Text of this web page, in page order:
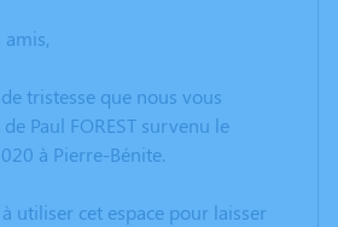
tristesse que nous vous
Paul FOREST survenu le
à Pierre-Bénite.
utiliser cet espace pour laisser